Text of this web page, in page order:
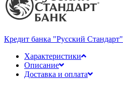
Кредит банка "Русский Стандарт"
Характеристики
Описание
Доставка и оплата